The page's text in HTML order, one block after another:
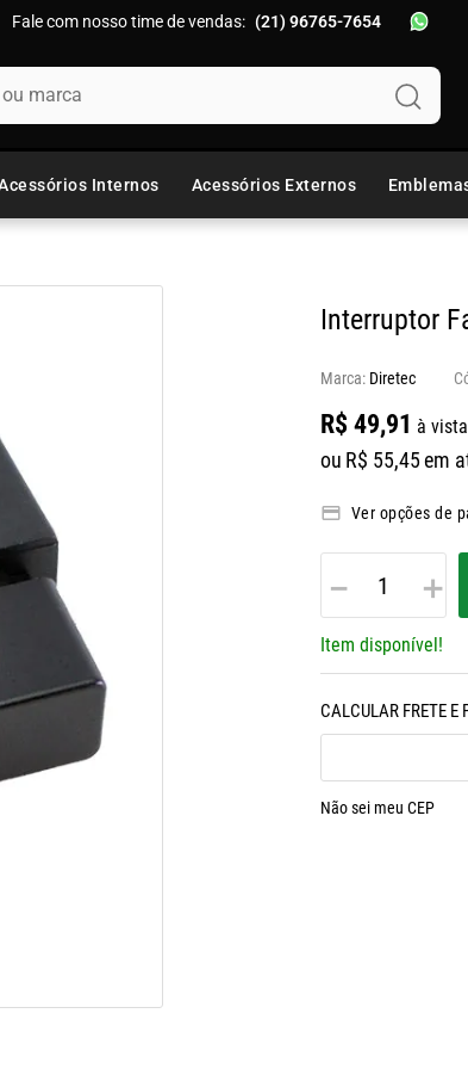
Fale com nosso time de vendas: (21) 96765-7654
Internos Acessórios Externos
Interruptor
Marca: Diretec
R$ 49,91 à
ou R$ 55,45em
Ver opções de
＋
－
Item disponível!
Não sei meu CEP